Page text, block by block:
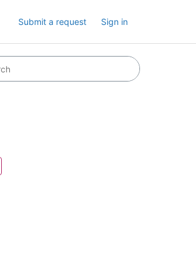
Submit a request Sign in